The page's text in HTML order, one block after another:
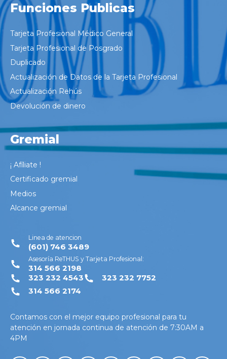
Funciones Publicas
Tarjeta Profesional Médico General
Tarjeta Profesional de Posgrado
Duplicado
Actualización de Datos de la Tarjeta Profesional
Actualización Rehús
Devolución de dinero
Gremial
¡ Afíliate !
Certificado gremial
Medios
Alcance gremial
Linea de atencion
(601) 746 3489
Asesoría ReTHUS y Tarjeta Profesional:
314 566 2198
323 232 4543
323 232 7752
314 566 2174
Contamos con el mejor equipo profesional para tu
atención en jornada continua de atención de 7:30AM a
4PM